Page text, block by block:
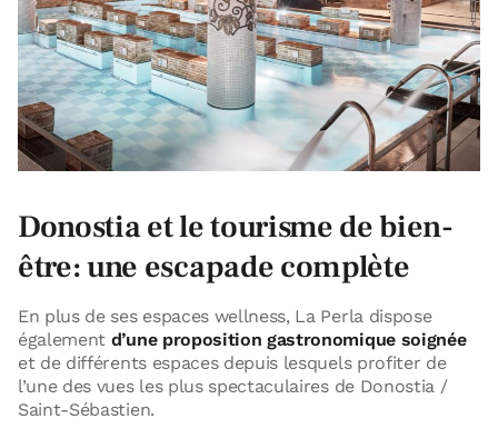
Donostia et le tourisme de bien-
être: une escapade complète
En plus de ses espaces wellness, La Perla dispose
également d’une proposition gastronomique soignée
et de différents espaces depuis lesquels profiter de
l’une des vues les plus spectaculaires de Donostia /
Saint-Sébastien.